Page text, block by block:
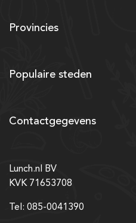
Provincies
Populaire steden
Contactgegevens
Lunch.nl BV
KVK 71653708
Tel: 085-0041390